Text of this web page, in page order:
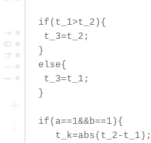
if(t_1>t_2){
  t_3=t_2;
}
else{
  t_3=t_1;
}
if(a==1&&b==1){
    t_k=abs(t_2-t_1);